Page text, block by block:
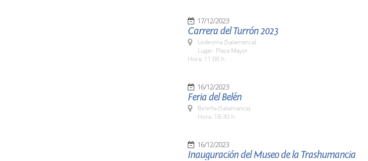
17/12/2023
Carrera del Turrón 2023
Ledesma (Salamanca)
Lugar: Plaza Mayor
Hora: 11:00 h.
16/12/2023
Feria del Belén
Beleña (Salamanca)
Hora: 18:30 h.
16/12/2023
Inauguración del Museo de la Trashumancia